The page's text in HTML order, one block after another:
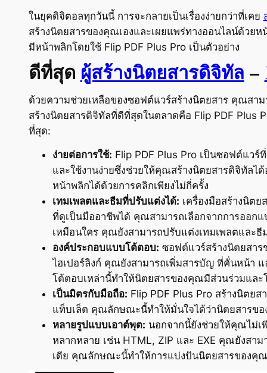
ในยุคดิจิตอลทุกวันนี้ การจะกลายเป็นเรื่องง่ายกว่าที่เคย
สร้างนิตยสารของคุณเองและเผยแพร่ทางออนไลน์ด้วย
มีหน้าพลิกโดยใช้ Flip PDF Plus Pro เป็นตัวอย่าง
ดีที่สุด ผู้สร้างนิตยสารดิจิทัล –
ด้วยความช่วยเหลือของซอฟต์แวร์สร้างนิตยสาร คุณสา
สร้างนิตยสารดิจิทัลที่ดีที่สุดในตลาดคือ Flip PDF Plus
ที่สุด:
ง่ายต่อการใช้: Flip PDF Plus Pro เป็นซอฟต์แวร์
และใช้งานง่ายซึ่งช่วยให้คุณสร้างนิตยสารดิจิทัลไ
หน้าพลิกได้ด้วยการคลิกเพียงไม่กี่ครั้ง
เทมเพลตและธีมที่ปรับแต่งได้: เครื่องมือสร้างนิต
ที่ดูเป็นมืออาชีพได้ คุณสามารถเลือกจากการออ
เหมือนใคร คุณยังสามารถปรับแต่งเทมเพลตและ
องค์ประกอบแบบโต้ตอบ: ซอฟต์แวร์สร้างนิตยสาร
ไฮเปอร์ลิงก์ คุณยังสามารถเพิ่มสารบัญ ที่คั่นหน้า
โต้ตอบเหล่านี้ทำให้นิตยสารของคุณมีส่วนร่วมแล
เป็นมิตรกับมือถือ: Flip PDF Plus Pro สร้างนิตย
แท็บเล็ต คุณลักษณะนี้ทำให้มั่นใจได้ว่านิตยสารขอ
หลายรูปแบบเอาต์พุต: นอกจากนี้ยังช่วยให้คุณไม่เ
หลากหลาย เช่น HTML, ZIP และ EXE คุณยังส
เดีย คุณลักษณะนี้ทำให้การแบ่งปันนิตยสารของคุณ